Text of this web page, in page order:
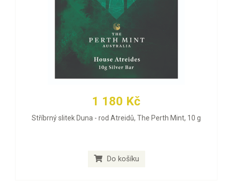
1 180 Kč
Stříbrný slitek Duna - rod Atreidů, The Perth Mint, 10 g
Do košíku